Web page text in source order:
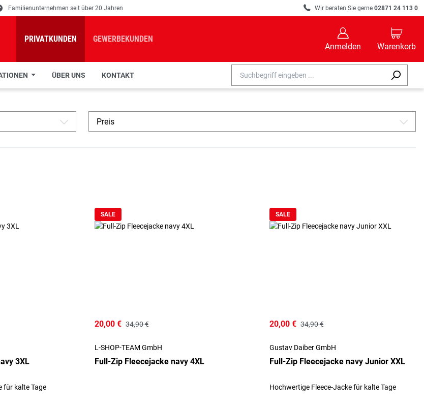
Familienunternehmen seit über 20 Jahren R Wir beraten Sie gerne 02871 24 113 0
PRIVATKUNDEN GEWERBEKUNDEN
B
Anmelden
C
Warenkorb
ÜBER UNS KONTAKT
A Preis A
3XL
für kalte Tage
SALE
20,00 € 34,90 €
L-SHOP-TEAM GmbH
Full-Zip Fleecejacke navy 4XL
SALE
20,00 € 34,90 €
Gustav Daiber GmbH
Full-Zip Fleecejacke navy Junior XXL
Hochwertige Fleece-Jacke für kalte Tage